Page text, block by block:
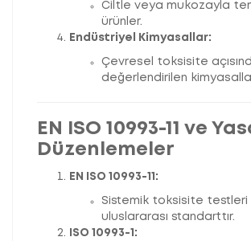
Ciltle veya mukozayla
ürünler.
Endüstriyel Kimyasallar:
Çevresel toksisite
değerlendirilen
EN ISO 10993-11 ve
Düzenlemeler
EN ISO 10993-11:
Sistemik toksisite testleri
uluslararası standarttır.
ISO 10993-1: